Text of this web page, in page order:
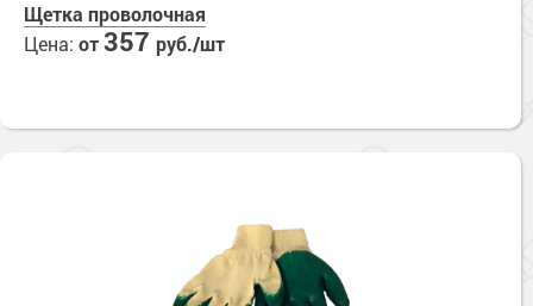
Щетка проволочная
Цена: от357 руб./шт